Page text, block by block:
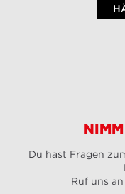
Du hast Fragen
Ruf uns